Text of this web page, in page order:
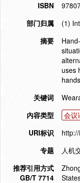
ISBN
部门归属
(1)
摘要
uses
关键词
内容类型
会议
URI标识
专题
人机
推荐引用方式
GB/T 7714